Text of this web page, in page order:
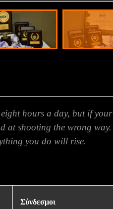
hours a day, but if
at shooting the wrong
you do will rise.
Σύνδεσμοι